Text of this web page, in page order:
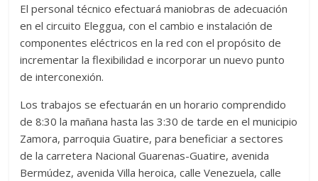
El personal técnico efectuará maniobras de adecuación
en el circuito Eleggua, con el cambio e instalación de
componentes eléctricos en la red con el propósito de
incrementar la flexibilidad e incorporar un nuevo punto
de interconexión.
Los trabajos se efectuarán en un horario comprendido
de 8:30 la mañana hasta las 3:30 de tarde en el municipio
Zamora, parroquia Guatire, para beneficiar a sectores
de la carretera Nacional Guarenas-Guatire, avenida
Bermúdez, avenida Villa heroica, calle Venezuela, calle